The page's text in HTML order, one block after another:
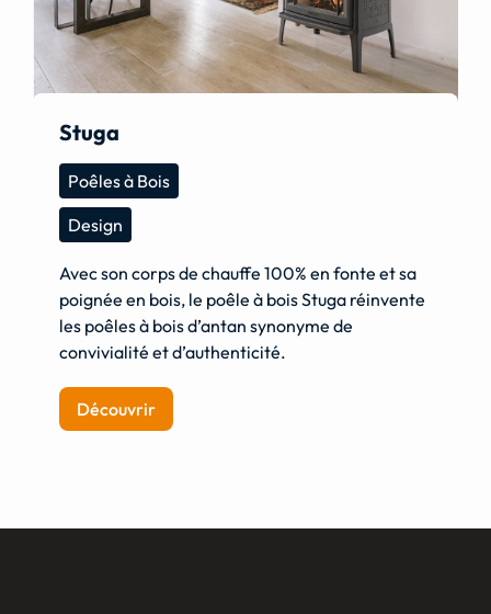
Stuga
Poêles à Bois
Design
Avec son corps de chauffe 100% en fonte et sa
poignée en bois, le poêle à bois Stuga réinvente
les poêles à bois d’antan synonyme de
convivialité et d’authenticité.
Découvrir